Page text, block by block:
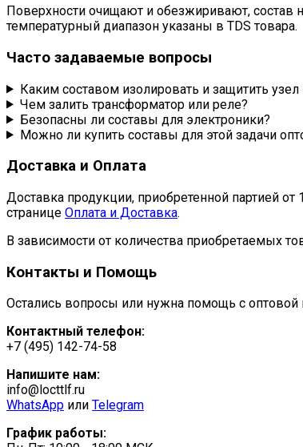
Поверхности очищают и обезжиривают, состав
температурный диапазон указаны в TDS товара.
Часто задаваемые вопросы
Каким составом изолировать и защитить узел
Чем залить трансформатор или реле?
Безопасны ли составы для электроники?
Можно ли купить составы для этой задачи
Доставка и Оплата
Доставка продукции, приобретенной партией
странице Оплата и Доставка.
В зависимости от количества приобретаемых
Контакты и Помощь
Остались вопросы или нужна помощь с
Контактный телефон:
+7 (495) 142-74-58
Напишите нам:
info@locttlf.ru
WhatsApp или Telegram
График работы: